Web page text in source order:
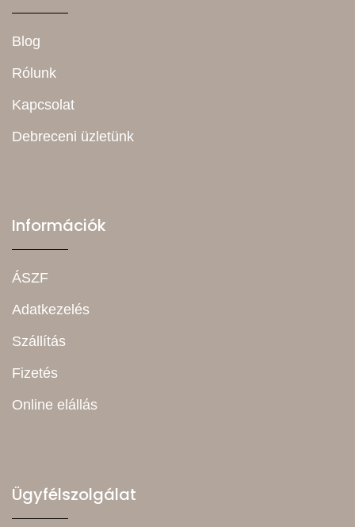
Blog
Rólunk
Kapcsolat
Debreceni üzletünk
Információk
ÁSZF
Adatkezelés
Szállítás
Fizetés
Online elállás
Ügyfélszolgálat